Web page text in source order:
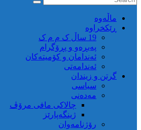
ماڵه‌وه‌
ڕێکخراوە
19 ساڵ ک م م ک
پەیڕەو و پڕۆگرام
ئەندامان و کۆمیتەکان
ئەندامەتی
گرتن و زیندان
سیاسی
مەدەنی
چالاکی مافی مرۆڤ
ژینگەپارێز
رۆژنامەوان